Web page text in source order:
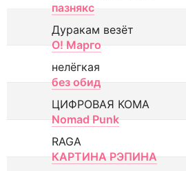
пазнякс
Дуракам везёт
О! Марго
нелёгкая
без обид
ЦИФРОВАЯ КОМА
Nomad Punk
RAGA
КАРТИНА РЭПИНА